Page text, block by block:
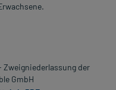
Zweigniederlassung der
GmbH